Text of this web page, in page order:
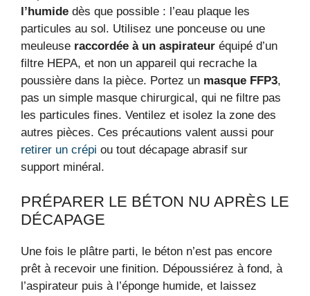
l’humide dès que possible : l’eau plaque les
particules au sol. Utilisez une ponceuse ou une
meuleuse raccordée à un aspirateur équipé d’un
filtre HEPA, et non un appareil qui recrache la
poussière dans la pièce. Portez un masque FFP3,
pas un simple masque chirurgical, qui ne filtre pas
les particules fines. Ventilez et isolez la zone des
autres pièces. Ces précautions valent aussi pour
retirer un crépi ou tout décapage abrasif sur
support minéral.
PRÉPARER LE BÉTON NU APRÈS LE
DÉCAPAGE
Une fois le plâtre parti, le béton n’est pas encore
prêt à recevoir une finition. Dépoussiérez à fond, à
l’aspirateur puis à l’éponge humide, et laissez